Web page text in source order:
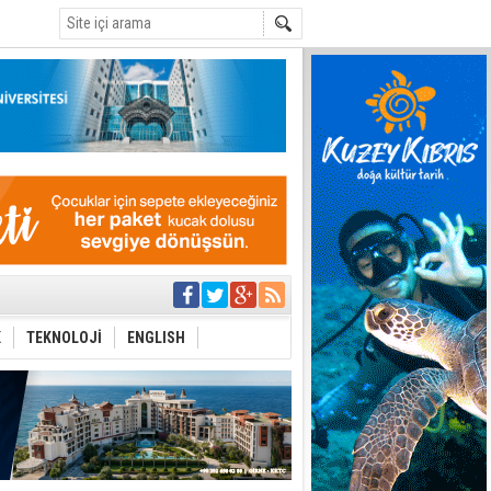
Çevriliyor"
en temel
Festival
TEKNOLOJİ ENGLISH